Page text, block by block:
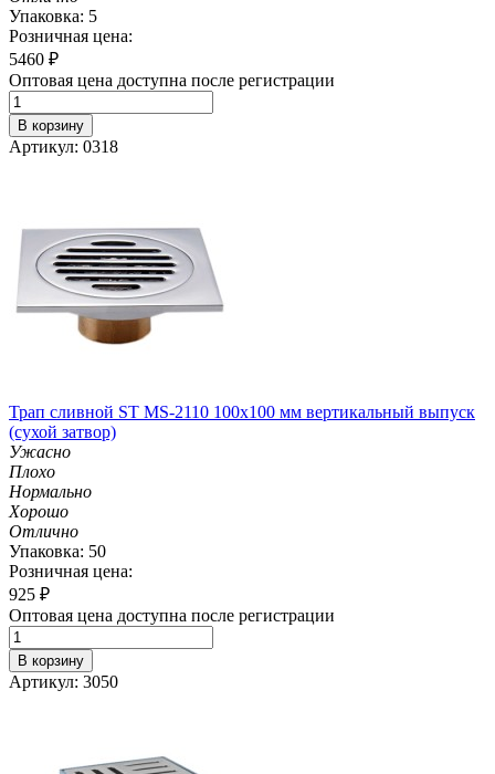
Упаковка: 5
Розничная цена:
5460 ₽
Оптовая цена доступна после регистрации
В корзину
Артикул: 0318
Трап сливной ST MS-2110 100х100 мм вертикальный выпуск
(сухой затвор)
Ужасно
Плохо
Нормально
Хорошо
Отлично
Упаковка: 50
Розничная цена:
925 ₽
Оптовая цена доступна после регистрации
В корзину
Артикул: 3050